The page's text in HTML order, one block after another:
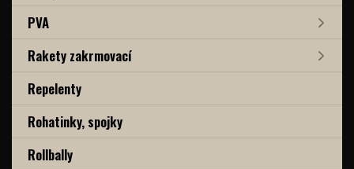
PVA
Rakety zakrmovací
Repelenty
Rohatinky, spojky
Rollbally